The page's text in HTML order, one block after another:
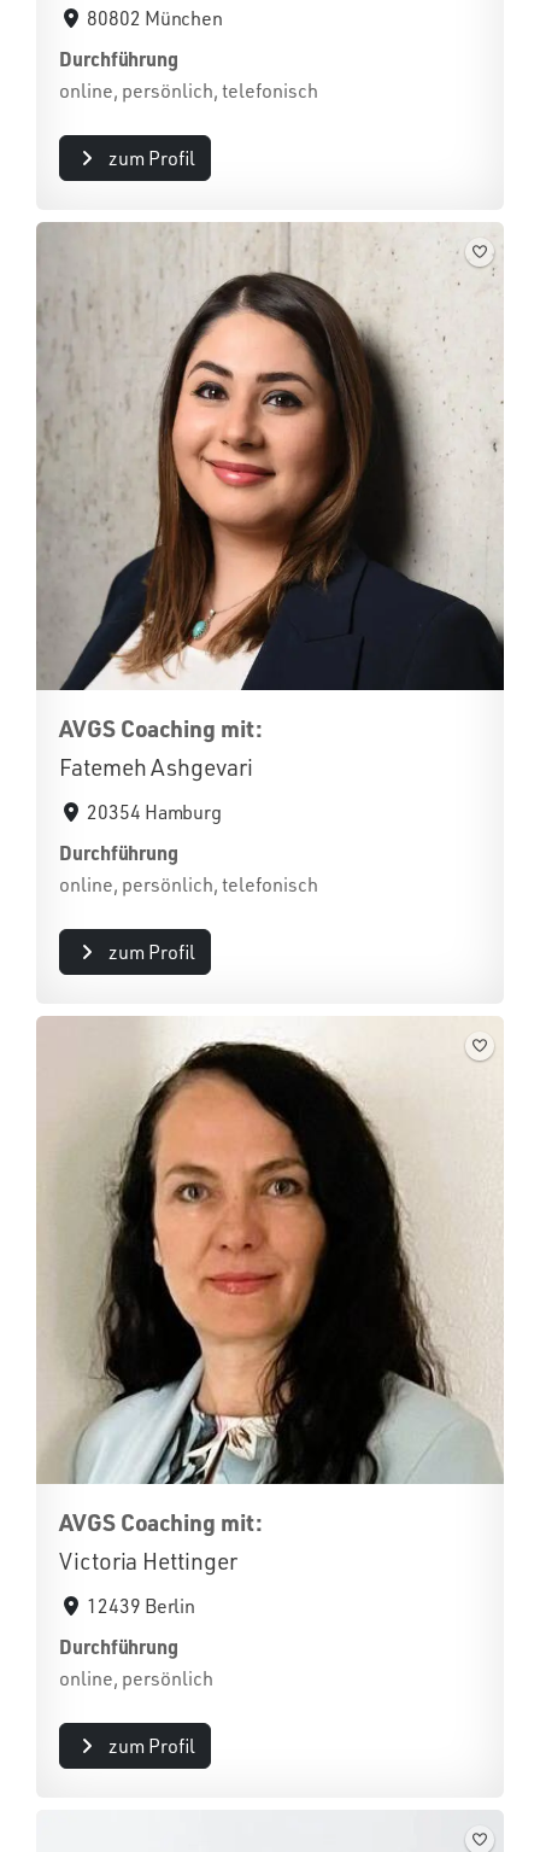
80802 München
Durchführung
online, persönlich, telefonisch
zum Profil
AVGS Coaching mit:
Fatemeh Ashgevari
20354 Hamburg
Durchführung
online, persönlich, telefonisch
zum Profil
AVGS Coaching mit:
Victoria Hettinger
12439 Berlin
Durchführung
online, persönlich
zum Profil